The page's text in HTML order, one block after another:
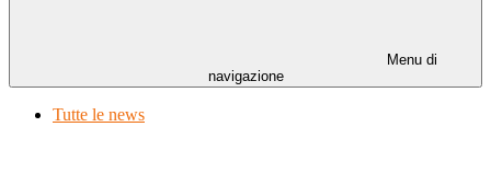
Menu di
navigazione
Tutte le news